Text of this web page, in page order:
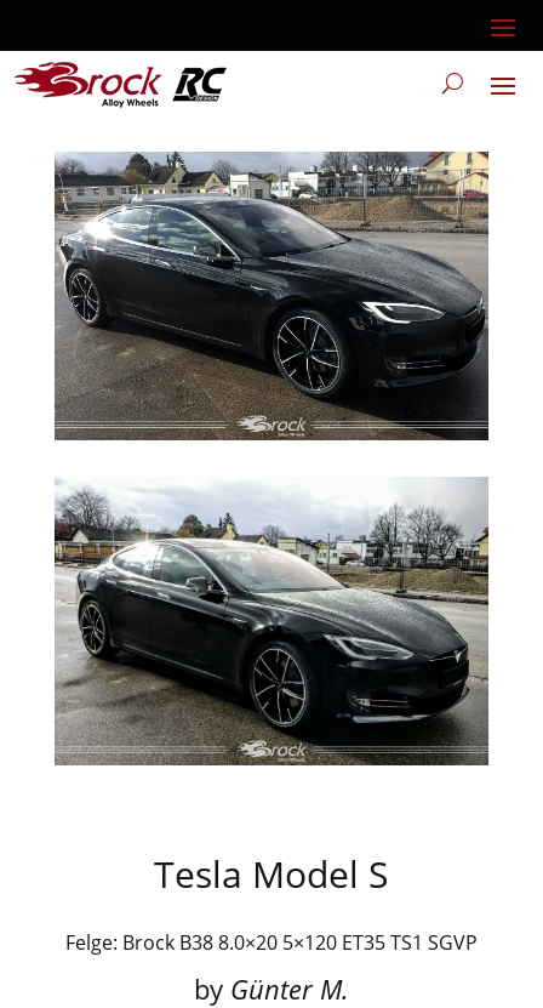
Tesla Model S
Felge: Brock B38 8.0×20 5×120 ET35 TS1 SGVP
by Günter M.